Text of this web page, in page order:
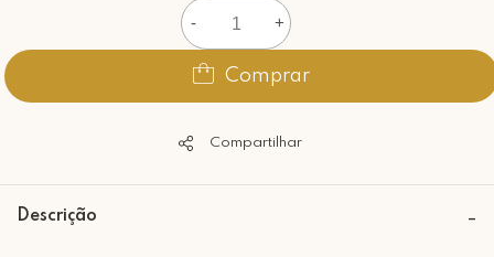
- +
Comprar
Compartilhar
Descrição